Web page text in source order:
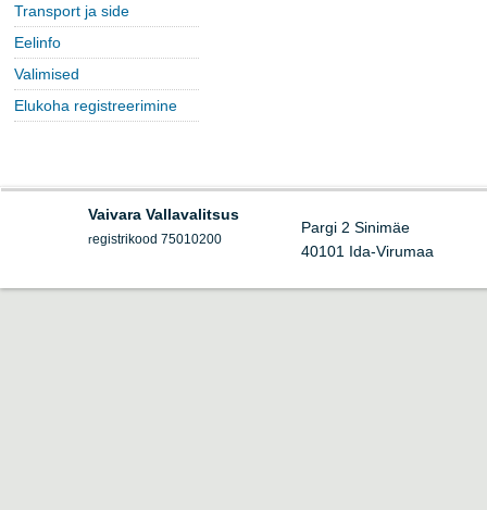
Transport ja side
Eelinfo
Valimised
Elukoha registreerimine
Vaivara Vallavalitsus
registrikood 75010200
Pargi 2 Sinimäe
40101 Ida-Virumaa